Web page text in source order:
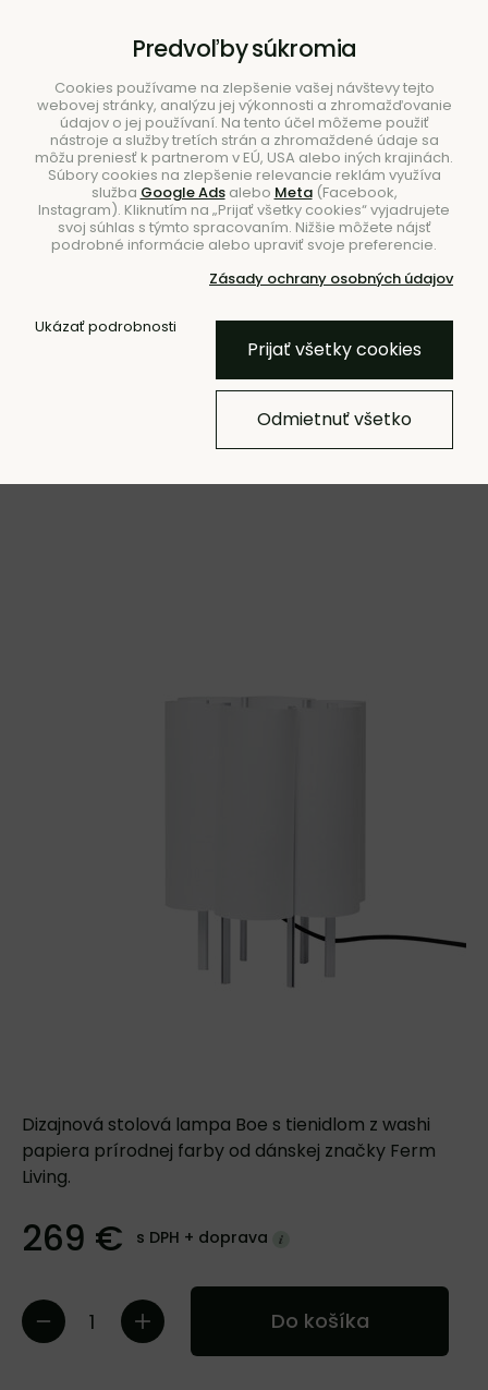
Hľadať
Úvod Svietidlá Stojanové
Stolová lampa Boe –
strieborná/prírodná
Dizajnová stolová lampa Boe s tienidlom z washi
papiera prírodnej farby od dánskej značky Ferm
Living.
269 € s DPH + doprava
Do košíka
Predvoľby súkromia
Cookies používame na zlepšenie vašej návštevy tejto
webovej stránky, analýzu jej výkonnosti a zhromažďovanie
údajov o jej používaní. Na tento účel môžeme použiť
nástroje a služby tretích strán a zhromaždené údaje sa
môžu preniesť k partnerom v EÚ, USA alebo iných krajinách.
Súbory cookies na zlepšenie relevancie reklám využíva
služba Google Adsalebo Meta(Facebook,
Instagram). Kliknutím na „Prijať všetky cookies“ vyjadrujete
svoj súhlas s týmto spracovaním. Nižšie môžete nájsť
podrobné informácie alebo upraviť svoje preferencie.
Zásady ochrany osobných údajov
Ukázať podrobnosti
Prijať všetky cookies
Odmietnuť všetko